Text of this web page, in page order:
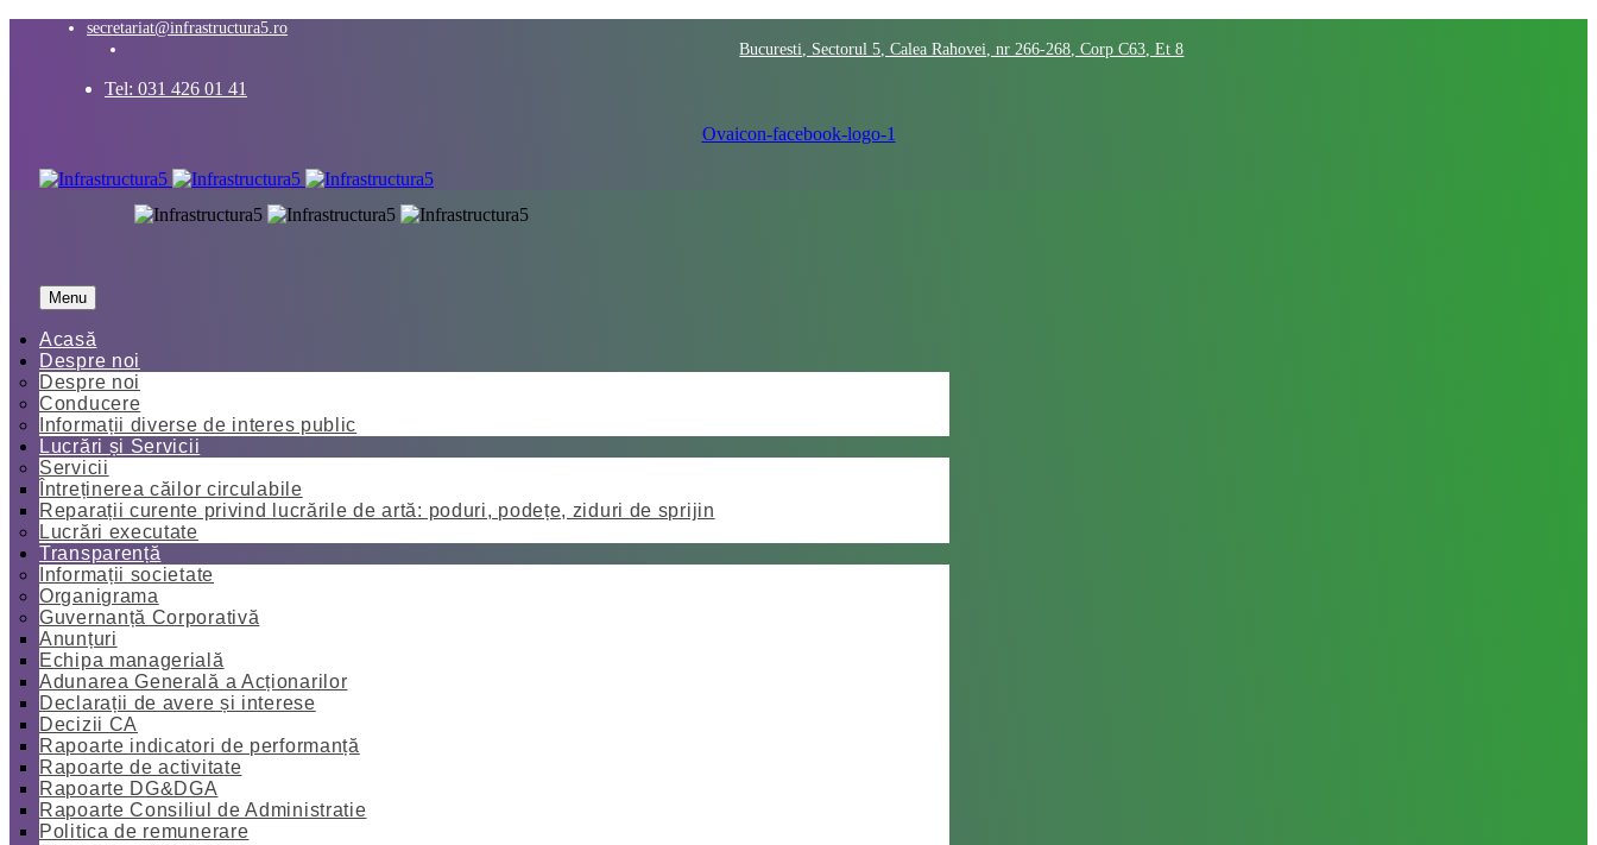
secretariat@infrastructura5.ro
Bucuresti, Sectorul 5, Calea Rahovei, nr 266-268, Corp C63, Et 8
Tel: 031 426 01 41
Ovaicon-facebook-logo-1
Menu
Acasă
Despre noi
Despre noi
Conducere
Informații diverse de interes public
Lucrări și Servicii
Servicii
Întreținerea căilor circulabile
Reparații curente privind lucrările de artă: poduri, podețe, ziduri de sprijin
Lucrări executate
Transparență
Informații societate
Organigrama
Guvernanță Corporativă
Anunțuri
Echipa managerială
Adunarea Generală a Acționarilor
Declarații de avere și interese
Decizii CA
Rapoarte indicatori de performanță
Rapoarte de activitate
Rapoarte DG&DGA
Rapoarte Consiliul de Administratie
Politica de remunerare